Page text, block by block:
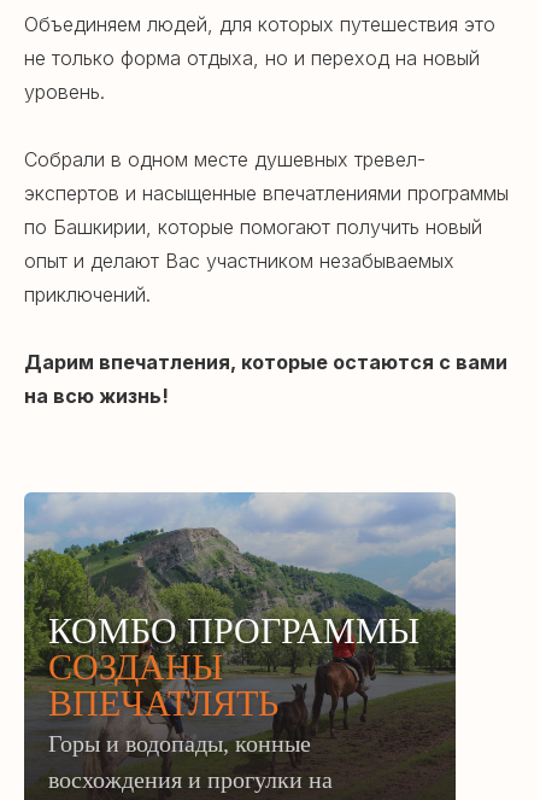
Объединяем людей, для которых путешествия это
не только форма отдыха, но и переход на новый
уровень.
Собрали в одном месте душевных тревел-
экспертов и насыщенные впечатлениями программы
по Башкирии, которые помогают получить новый
опыт и делают Вас участником незабываемых
приключений.
Дарим впечатления, которые остаются с вами
на всю жизнь!
КОМБО ПРОГРАММЫ
СОЗДАНЫ
ВПЕЧАТЛЯТЬ
Горы и водопады, конные
восхождения и прогулки на